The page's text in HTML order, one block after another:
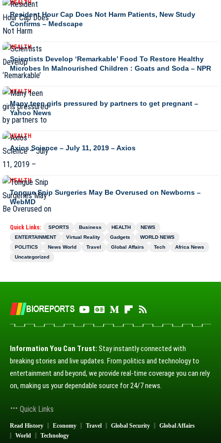
HEALTH
Resident Hour Cap Does Not Harm Patients, New Study
Confirms – Medscape
HEALTH
Scientists Develop ‘Remarkable’ Food To Restore Healthy
Microbes In Malnourished Children : Goats and Soda – NPR
HEALTH
Many teen girls pressured by partners to get pregnant –
Yahoo News
HEALTH
Axios Science – July 11, 2019 – Axios
HEALTH
Tongue Snip Surgeries May Be Overused on Newborns –
WebMD
Quick Links: SPORTS Business HEALTH
NEWS
ENTERTAINMENT
Virtual Reality Gadgets
WORLD NEWS
POLITICS
News World Travel Global Affairs Tech
Africa News
Uncategorized
Information You Can Trust: Stay instantly connected with
breaking stories and live updates. From politics and technology to
entertainment and beyond, we provide real-time coverage you can rely
on, making us your dependable source for 24/7 news.
Quick Links
Read History Economy Travel Global Security
Global Affairs
World
Technology